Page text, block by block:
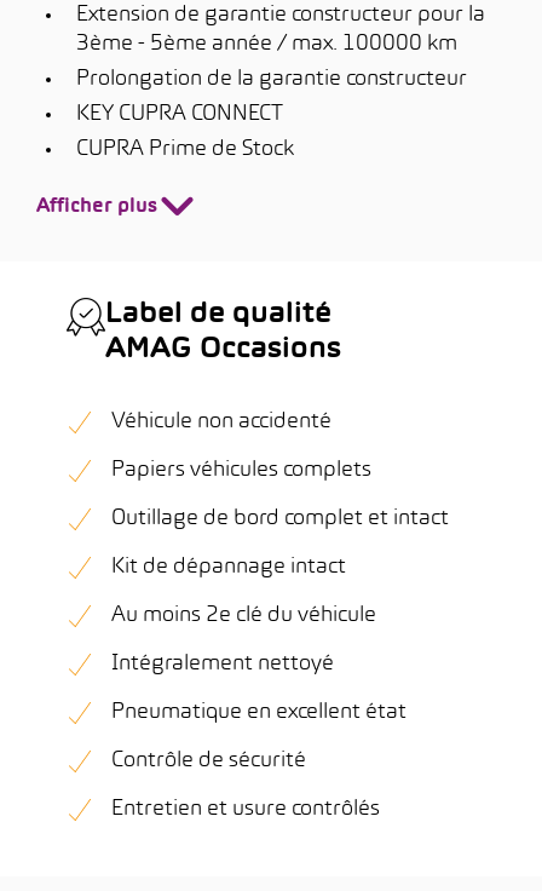
Extension de garantie constructeur pour la
3ème - 5ème année / max. 100000 km
Prolongation de la garantie constructeur
KEY CUPRA CONNECT
CUPRA Prime de Stock
Afficher plus
Label de qualité
AMAG Occasions
Véhicule non accidenté
Papiers véhicules complets
Outillage de bord complet et intact
Kit de dépannage intact
Au moins 2e clé du véhicule
Intégralement nettoyé
Pneumatique en excellent état
Contrôle de sécurité
Entretien et usure contrôlés